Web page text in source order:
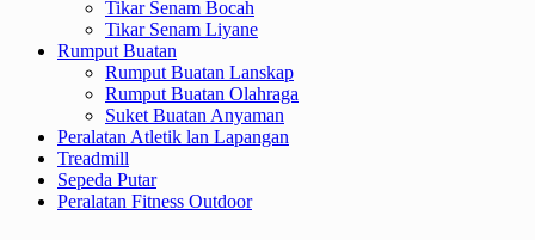
Tikar Senam Bocah
Tikar Senam Liyane
Rumput Buatan
Rumput Buatan Lanskap
Rumput Buatan Olahraga
Suket Buatan Anyaman
Peralatan Atletik lan Lapangan
Treadmill
Sepeda Putar
Peralatan Fitness Outdoor